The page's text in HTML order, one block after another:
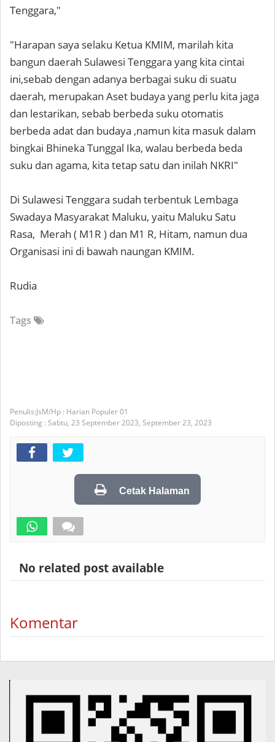
Tenggara,"
"Harapan saya selaku Ketua KMIM, marilah kita
bangun daerah Sulawesi Tenggara yang kita cintai
ini,sebab dengan adanya berbagai suku di suatu
daerah, merupakan Aset budaya yang perlu kita jaga
dan lestarikan, sebab berbeda suku otomatis
berbeda adat dan budaya ,namun kita masuk dalam
bingkai Bhineka Tunggal Ika, walau berbeda beda
suku dan agama, kita tetap satu dan inilah NKRI"
Di Sulawesi Tenggara sudah terbentuk Lembaga
Swadaya Masyarakat Maluku, yaitu Maluku Satu
Rasa, Merah ( M1R ) dan M1 R, Hitam, namun dua
Organisasi ini di bawah naungan KMIM.
Rudia
Tags
JsM/Hp : Harian Populer 01
Diposting : Sabtu, 23 September 2023, September 23, 2023
Cetak Halaman
No related post available
Komentar